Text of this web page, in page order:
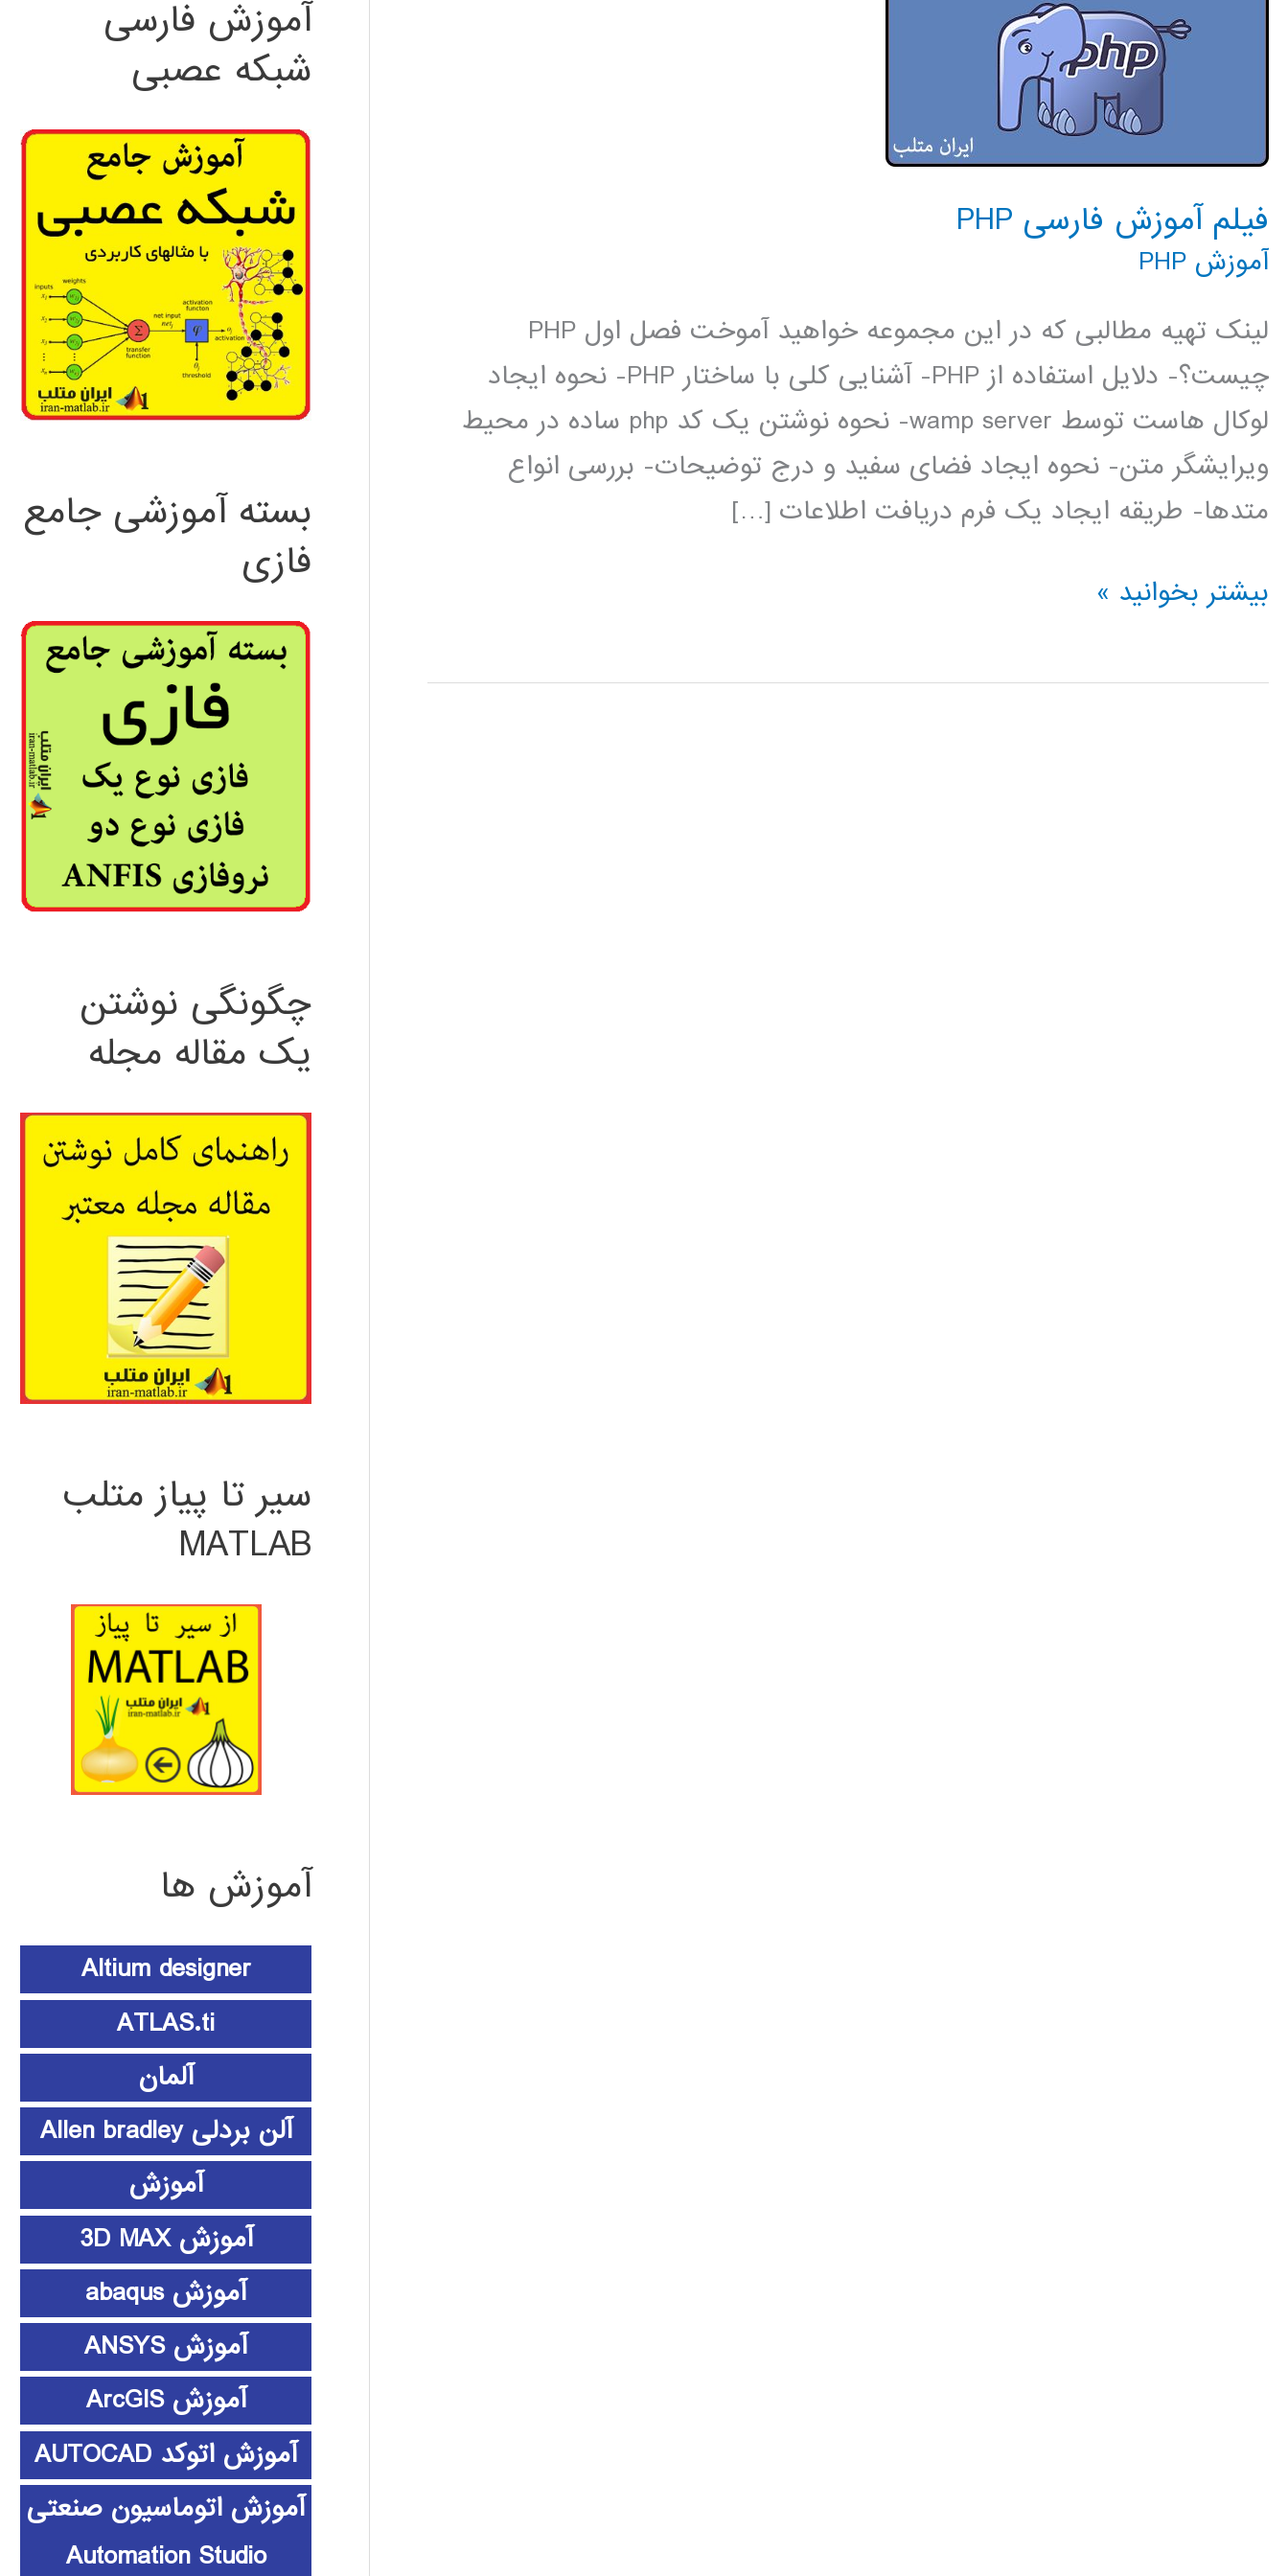
فیلم آموزش فارسی PHP
آموزش PHP
لینک تهیه مطالبی که در این مجموعه خواهید آموخت فصل اول PHP
چیست؟- دلایل استفاده از PHP- آشنایی کلی با ساختار PHP- نحوه ایجاد
لوکال هاست توسط wamp server- نحوه نوشتن یک کد php ساده در محیط
ویرایشگر متن- نحوه ایجاد فضای سفید و درج توضیحات- بررسی انواع
متدها- طریقه ایجاد یک فرم دریافت اطلاعات […]
فیلم
فارسی
بیشتر بخوانید »
آموزش فارسی
شبکه عصبی
بسته آموزشی جامع
فازی
چگونگی نوشتن
یک مقاله مجله
سیر تا پیاز متلب
MATLAB
آموزش ها
Altium designer
ATLAS.ti
آلمان
آلن بردلی Allen bradley
آموزش
آموزش 3D MAX
آموزش abaqus
آموزش ANSYS
آموزش ArcGIS
آموزش اتوکد AUTOCAD
آموزش اتوماسیون صنعتی
Automation Studio